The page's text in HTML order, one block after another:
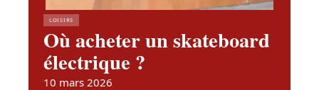
LOISIRS
Où acheter un skateboard
électrique ?
10 mars 2026